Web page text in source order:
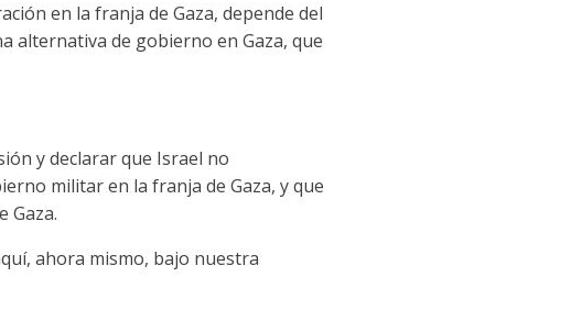
en la franja de Gaza, depende del
alternativa de gobierno en Gaza, que
y declarar que Israel no
militar en la franja de Gaza, y que
Gaza.
ahora mismo, bajo nuestra